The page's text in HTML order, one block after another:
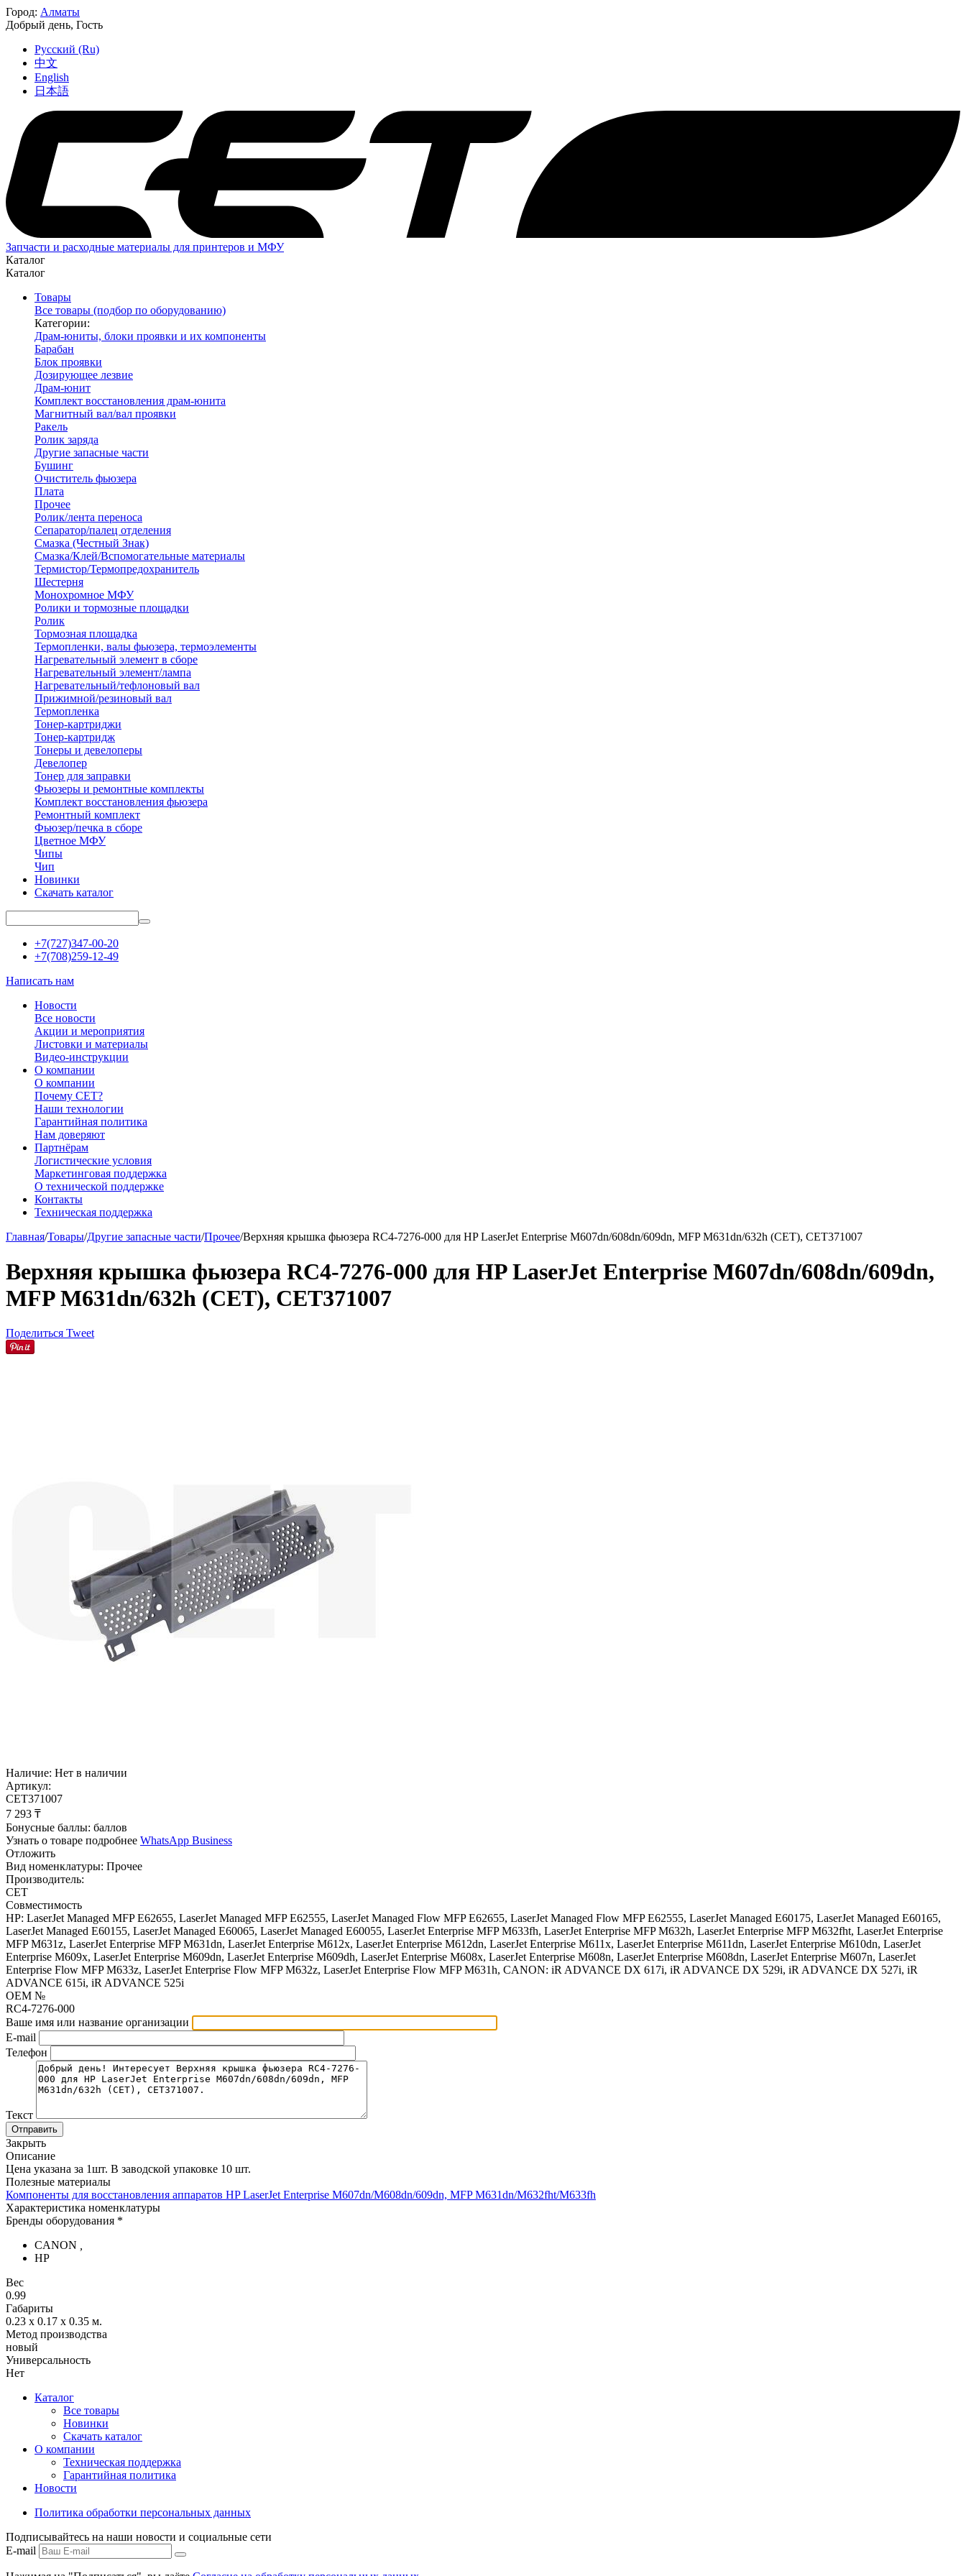
Город: Алматы
Добрый день, Гость
Русский (Ru)
中文
English
日本語
Запчасти и расходные материалы для принтеров и МФУ
Каталог
Каталог
Товары
Все товары (подбор по оборудованию)
Категории:
Драм-юниты, блоки проявки и их компоненты
Барабан
Блок проявки
Дозирующее лезвие
Драм-юнит
Комплект восстановления драм-юнита
Магнитный вал/вал проявки
Ракель
Ролик заряда
Другие запасные части
Бушинг
Очиститель фьюзера
Плата
Прочее
Ролик/лента переноса
Сепаратор/палец отделения
Смазка (Честный Знак)
Смазка/Клей/Вспомогательные материалы
Термистор/Термопредохранитель
Шестерня
Монохромное МФУ
Ролики и тормозные площадки
Ролик
Тормозная площадка
Термопленки, валы фьюзера, термоэлементы
Нагревательный элемент в сборе
Нагревательный элемент/лампа
Нагревательный/тефлоновый вал
Прижимной/резиновый вал
Термопленка
Тонер-картриджи
Тонер-картридж
Тонеры и девелоперы
Девелопер
Тонер для заправки
Фьюзеры и ремонтные комплекты
Комплект восстановления фьюзера
Ремонтный комплект
Фьюзер/печка в сборе
Цветное МФУ
Чипы
Чип
Новинки
Скачать каталог
+7(727)347-00-20
+7(708)259-12-49
Написать нам
Новости
Все новости
Акции и мероприятия
Листовки и материалы
Видео-инструкции
О компании
О компании
Почему CET?
Наши технологии
Гарантийная политика
Нам доверяют
Партнёрам
Логистические условия
Маркетинговая поддержка
О технической поддержке
Контакты
Техническая поддержка
Главная/Товары/Другие запасные части/Прочее/Верхняя крышка фьюзера RC4-7276-000 для HP LaserJet Enterprise M607dn/608dn/609dn, MFP M631dn/632h (CET), CET371007
Верхняя крышка фьюзера RC4-7276-000 для HP LaserJet Enterprise M607dn/608dn/609dn,
MFP M631dn/632h (CET), CET371007
Поделиться Tweet
Наличие: Нет в наличии
Артикул:
CET371007
7 293 ₸
Бонусные баллы: баллов
Узнать о товаре подробнее WhatsApp Business
Отложить
Вид номенклатуры: Прочее
Производитель:
CET
Совместимость
HP: LaserJet Managed MFP E62655, LaserJet Managed MFP E62555, LaserJet Managed Flow MFP E62655, LaserJet Managed Flow MFP E62555, LaserJet Managed E60175, LaserJet Managed E60165,
LaserJet Managed E60155, LaserJet Managed E60065, LaserJet Managed E60055, LaserJet Enterprise MFP M633fh, LaserJet Enterprise MFP M632h, LaserJet Enterprise MFP M632fht, LaserJet Enterprise
MFP M631z, LaserJet Enterprise MFP M631dn, LaserJet Enterprise M612x, LaserJet Enterprise M612dn, LaserJet Enterprise M611x, LaserJet Enterprise M611dn, LaserJet Enterprise M610dn, LaserJet
Enterprise M609x, LaserJet Enterprise M609dn, LaserJet Enterprise M609dh, LaserJet Enterprise M608x, LaserJet Enterprise M608n, LaserJet Enterprise M608dn, LaserJet Enterprise M607n, LaserJet
Enterprise Flow MFP M633z, LaserJet Enterprise Flow MFP M632z, LaserJet Enterprise Flow MFP M631h, CANON: iR ADVANCE DX 617i, iR ADVANCE DX 529i, iR ADVANCE DX 527i, iR
ADVANCE 615i, iR ADVANCE 525i
OEM №
RC4-7276-000
Ваше имя или название организации
E-mail
Телефон
Текст
Отправить
Закрыть
Описание
Цена указана за 1шт. В заводской упаковке 10 шт.
Полезные материалы
Компоненты для восстановления аппаратов HP LaserJet Enterprise M607dn/M608dn/609dn, MFP M631dn/M632fht/M633fh
Характеристика номенклатуры
Бренды оборудования *
CANON
HP
Вес
0.99
Габариты
0.23 x 0.17 x 0.35 м.
Метод производства
новый
Универсальность
Нет
Каталог
Все товары
Новинки
Скачать каталог
О компании
Техническая поддержка
Гарантийная политика
Новости
Политика обработки персональных данных
Подписывайтесь на наши новости и социальные сети
E-mail